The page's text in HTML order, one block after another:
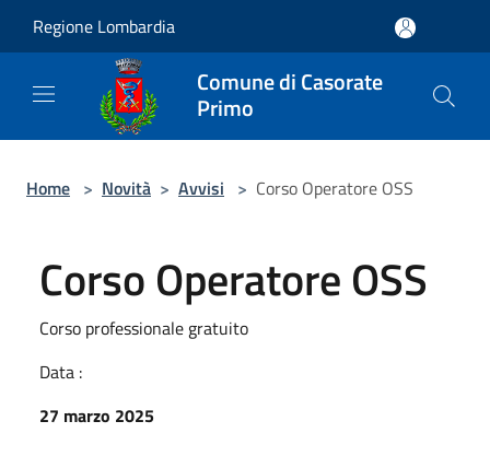
Regione Lombardia
Comune di Casorate
Primo
Home > Novità > Avvisi > Corso Operatore OSS
Corso Operatore OSS
Corso professionale gratuito
Data :
27 marzo 2025